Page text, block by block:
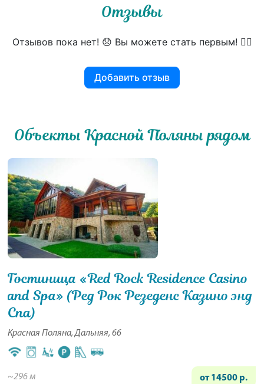
Отзывы
Отзывов пока нет! 😞 Вы можете стать первым! 👍🏻
Добавить отзыв
Объекты Красной Поляны рядом
Гостиница «Red Rock Residence Casino
and Spa» (Ред Рок Резеденс Казино энд
Спа)
Красная Поляна, Дальняя, 66
~296 м от 14500 р.